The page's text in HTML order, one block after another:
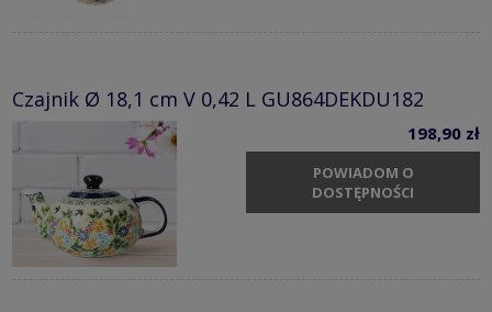
Czajnik Ø 18,1 cm V 0,42 L GU864DEKDU182
198,90 zł
POWIADOM O
DOSTĘPNOŚCI